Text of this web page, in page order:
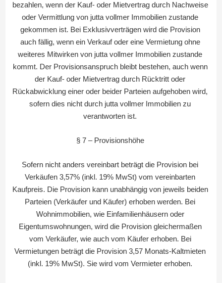
bezahlen, wenn der Kauf- oder Mietvertrag durch Nachweise
oder Vermittlung von jutta vollmer Immobilien zustande
gekommen ist. Bei Exklusivverträgen wird die Provision
auch fällig, wenn ein Verkauf oder eine Vermietung ohne
weiteres Mitwirken von jutta vollmer Immobilien zustande
kommt. Der Provisionsanspruch bleibt bestehen, auch wenn
der Kauf- oder Mietvertrag durch Rücktritt oder
Rückabwicklung einer oder beider Parteien aufgehoben wird,
sofern dies nicht durch jutta vollmer Immobilien zu
verantworten ist.
§ 7 – Provisionshöhe
Sofern nicht anders vereinbart beträgt die Provision bei
Verkäufen 3,57% (inkl. 19% MwSt) vom vereinbarten
Kaufpreis. Die Provision kann unabhängig von jeweils beiden
Parteien (Verkäufer und Käufer) erhoben werden. Bei
Wohnimmobilien, wie Einfamilienhäusern oder
Eigentumswohnungen, wird die Provision gleichermaßen
vom Verkäufer, wie auch vom Käufer erhoben. Bei
Vermietungen beträgt die Provision 3,57 Monats-Kaltmieten
(inkl. 19% MwSt). Sie wird vom Vermieter erhoben.